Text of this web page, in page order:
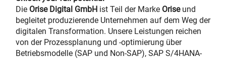
Die Orise Digital GmbH ist Teil der Marke Oriseund
begleitet produzierende Unternehmen auf dem Weg der
digitalen Transformation. Unsere Leistungen reichen
von der Prozessplanung und -optimierung über
Betriebsmodelle (SAP und Non-SAP), SAP S/4HANA-